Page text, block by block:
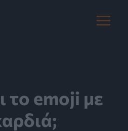
Main
το emoji με